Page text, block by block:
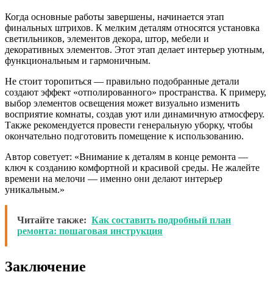
Когда основные работы завершены, начинается этап
финальных штрихов. К мелким деталям относятся установка
светильников, элементов декора, штор, мебели и
декоративных элементов. Этот этап делает интерьер уютным,
функциональным и гармоничным.
Не стоит торопиться — правильно подобранные детали
создают эффект «отполированного» пространства. К примеру,
выбор элементов освещения может визуально изменить
восприятие комнаты, создав уют или динамичную атмосферу.
Также рекомендуется провести генеральную уборку, чтобы
окончательно подготовить помещение к использованию.
Автор советует: «Внимание к деталям в конце ремонта —
ключ к созданию комфортной и красивой среды. Не жалейте
времени на мелочи — именно они делают интерьер
уникальным.»
Читайте также: Как составить подробный план
ремонта: пошаговая инструкция
Заключение